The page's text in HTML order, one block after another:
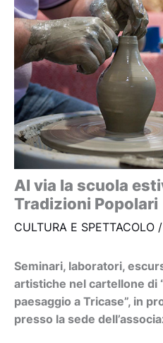
Al via la scuola
Tradizioni Popolari
CULTURA E SPETTACOLO /
Seminari, laboratori,
artistiche nel cartellone di
paesaggio a Tricase”, in
presso la sede